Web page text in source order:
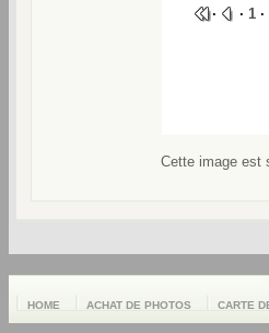
· · 1·
Cette image est
HOME ACHAT DE PHOTOS CARTE